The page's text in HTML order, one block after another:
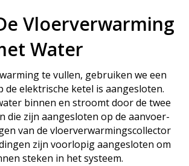
Vloerverwarming
Water
te vullen, gebruiken we een
de elektrische ketel is aangesloten.
binnen en stroomt door de twee
die zijn aangesloten op de aanvoer-
van de vloerverwarmingscollector
zijn voorlopig aangesloten om
steken in het systeem.